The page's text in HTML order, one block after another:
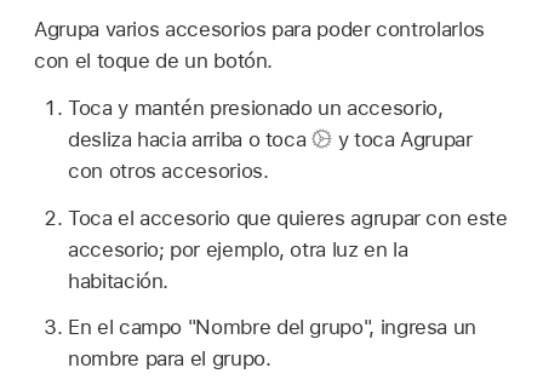
Agrupa varios accesorios para poder controlarlos
con el toque de un botón.
Toca y mantén presionado un accesorio,
desliza hacia arriba o toca
y toca Agrupar
con otros accesorios.
Toca el accesorio que quieres agrupar con este
accesorio; por ejemplo, otra luz en la
habitación.
En el campo "Nombre del grupo", ingresa un
nombre para el grupo.